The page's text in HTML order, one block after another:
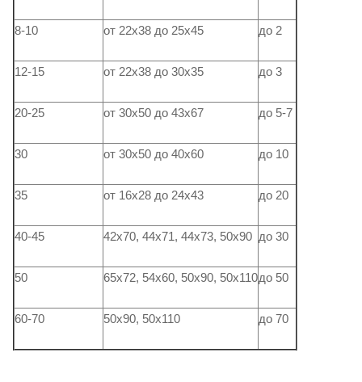
8-10 от 22х38 до 25х45 до 2
12-15 от 22х38 до 30х35 до 3
20-25 от 30х50 до 43х67 до 5-7
30 от 30х50 до 40х60 до 10
35 от 16х28 до 24х43 до 20
40-45 42х70, 44х71, 44х73, 50х90 до 30
50 65х72, 54х60, 50х90, 50х110до 50
60-70 50х90, 50х110 до 70